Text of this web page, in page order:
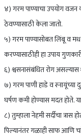
४) गरम पाण्याचा उपयोग
ठेवण्यासाठी केला जातो.
५) गरम पाण्यासोबत लिंबू व
करण्यासाठीही हा उपाय
६) श्वसनासंबंधित रोग
७) गरम पाणी हाडे व
घर्षण कमी होण्यास मदत होते.
८) तुम्हाला नेहमी सर्दीचा
पिल्यानंतर गळाही साफ आणि